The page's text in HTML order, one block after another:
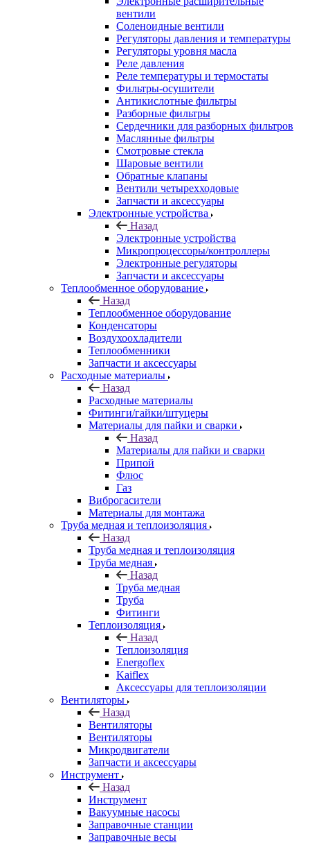
вентили
Соленоидные вентили
Регуляторы давления и температуры
Регуляторы уровня масла
Реле давления
Реле температуры и термостаты
Фильтры-осушители
Антикислотные фильтры
Разборные фильтры
Сердечники для разборных фильтров
Маслянные фильтры
Смотровые стекла
Шаровые вентили
Обратные клапаны
Вентили четырехходовые
Запчасти и аксессуары
Электронные устройства
Назад
Электронные устройства
Микропроцессоры/контроллеры
Электронные регуляторы
Запчасти и аксессуары
Теплообменное оборудование
Назад
Теплообменное оборудование
Конденсаторы
Воздухоохладители
Теплообменники
Запчасти и аксессуары
Расходные материалы
Назад
Расходные материалы
Фитинги/гайки/штуцеры
Материалы для пайки и сварки
Назад
Материалы для пайки и сварки
Припой
Флюс
Газ
Виброгасители
Материалы для монтажа
Труба медная и теплоизоляция
Назад
Труба медная и теплоизоляция
Труба медная
Назад
Труба медная
Труба
Фитинги
Теплоизоляция
Назад
Теплоизоляция
Energoflex
Kaiflex
Аксессуары для теплоизоляции
Вентиляторы
Назад
Вентиляторы
Вентиляторы
Микродвигатели
Запчасти и аксессуары
Инструмент
Назад
Инструмент
Вакуумные насосы
Заправочные станции
Заправочные весы